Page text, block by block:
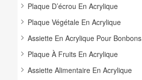
Plaque D’écrou En Acrylique
Plaque Végétale En Acrylique
Assiette En Acrylique Pour Bonbons
Plaque À Fruits En Acrylique
Assiette Alimentaire En Acrylique